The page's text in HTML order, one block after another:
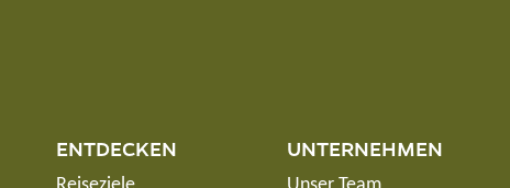
ENTDECKEN UNTERNEHMEN